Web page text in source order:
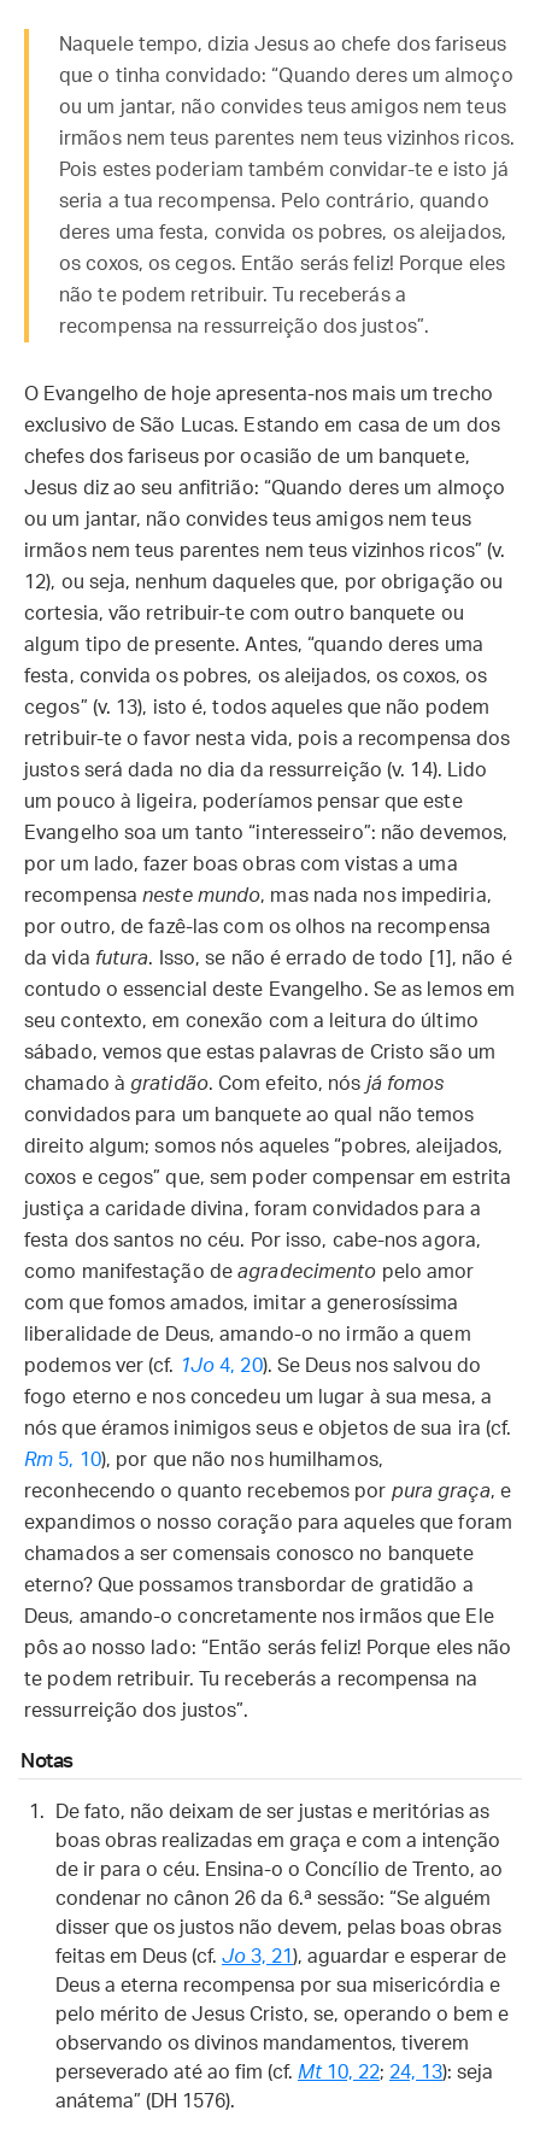
Naquele tempo, dizia Jesus ao chefe dos fariseus
que o tinha convidado: “Quando deres um almoço
ou um jantar, não convides teus amigos nem teus
irmãos nem teus parentes nem teus vizinhos ricos.
Pois estes poderiam também convidar-te e isto já
seria a tua recompensa. Pelo contrário, quando
deres uma festa, convida os pobres, os aleijados,
os coxos, os cegos. Então serás feliz! Porque eles
não te podem retribuir. Tu receberás a
recompensa na ressurreição dos justos”.
O Evangelho de hoje apresenta-nos mais um trecho
exclusivo de São Lucas. Estando em casa de um dos
chefes dos fariseus por ocasião de um banquete,
Jesus diz ao seu anfitrião: “Quando deres um almoço
ou um jantar, não convides teus amigos nem teus
irmãos nem teus parentes nem teus vizinhos ricos” (v.
12), ou seja, nenhum daqueles que, por obrigação ou
cortesia, vão retribuir-te com outro banquete ou
algum tipo de presente. Antes, “quando deres uma
festa, convida os pobres, os aleijados, os coxos, os
cegos” (v. 13), isto é, todos aqueles que não podem
retribuir-te o favor nesta vida, pois a recompensa dos
justos será dada no dia da ressurreição (v. 14). Lido
um pouco à ligeira, poderíamos pensar que este
Evangelho soa um tanto “interesseiro”: não devemos,
por um lado, fazer boas obras com vistas a uma
recompensaneste mundo, mas nada nos impediria,
por outro, de fazê-las com os olhos na recompensa
da vida futura. Isso, se não é errado de todo [1], não é
contudo o essencial deste Evangelho. Se as lemos em
seu contexto, em conexão com a leitura do último
sábado, vemos que estas palavras de Cristo são um
chamado à gratidão. Com efeito, nós já fomos
convidados para um banquete ao qual não temos
direito algum; somos nós aqueles “pobres, aleijados,
coxos e cegos” que, sem poder compensar em estrita
justiça a caridade divina, foram convidados para a
festa dos santos no céu. Por isso, cabe-nos agora,
como manifestação deagradecimento pelo amor
com que fomos amados, imitar a generosíssima
liberalidade de Deus, amando-o no irmão a quem
podemos ver (cf. 1Jo 4, 20). Se Deus nos salvou do
fogo eterno e nos concedeu um lugar à sua mesa, a
nós que éramos inimigos seus e objetos de sua ira (cf.
Rm 5, 10), por que não nos humilhamos,
reconhecendo o quanto recebemos por pura graça, e
expandimos o nosso coração para aqueles que foram
chamados a ser comensais conosco no banquete
eterno? Que possamos transbordar de gratidão a
Deus, amando-o concretamente nos irmãos que Ele
pôs ao nosso lado: “Então serás feliz! Porque eles não
te podem retribuir. Tu receberás a recompensa na
ressurreição dos justos”.
Notas
De fato, não deixam de ser justas e meritórias as
boas obras realizadas em graça e com a intenção
de ir para o céu. Ensina-o o Concílio de Trento, ao
condenar no cânon 26 da 6.ª sessão: “Se alguém
disser que os justos não devem, pelas boas obras
feitas em Deus (cf. Jo 3, 21 ), aguardar e esperar de
Deus a eterna recompensa por sua misericórdia e
pelo mérito de Jesus Cristo, se, operando o bem e
observando os divinos mandamentos, tiverem
perseverado até ao fim (cf. Mt10, 22; 24, 13): seja
anátema” (DH 1576).